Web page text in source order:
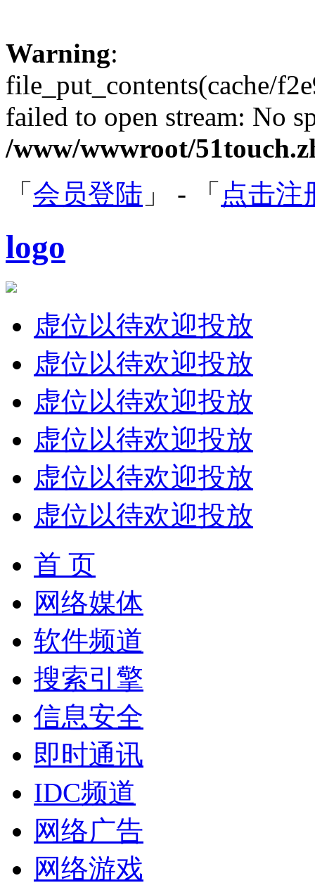
Warning:
file_put_contents(cache/
failed to open stream: No
/www/wwwroot/
「 会员登陆 」 - 「 点击注
logo
虚位以待欢迎投放
虚位以待欢迎投放
虚位以待欢迎投放
虚位以待欢迎投放
虚位以待欢迎投放
虚位以待欢迎投放
首 页
网络媒体
软件频道
搜索引擎
信息安全
即时通讯
IDC频道
网络广告
网络游戏